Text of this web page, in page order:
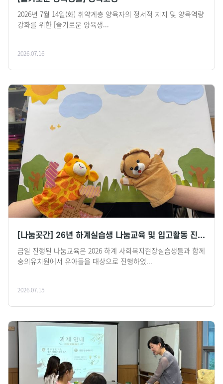
2026년 7월 14일(화) 취약계층 양육자의 정서적 지지 및 양육역량
강화를 위한 [슬기로운 양육생...
2026.07.16
[나눔곳간] 26년 하계실습생 나눔교육 및 입고활동 진...
금일 진행된 나눔교육은 2026 하계 사회복지현장실습생들과 함께
숭의유치원에서 유아들을 대상으로 진행하였...
2026.07.15